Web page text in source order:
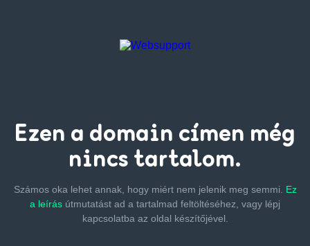
Ezen a domain címen még
nincs tartalom.
Számos oka lehet annak, hogy miért nem jelenik meg semmi. Ez
a leírás útmutatást ad a tartalmad feltöltéséhez, vagy lépj
kapcsolatba az oldal készítőjével.